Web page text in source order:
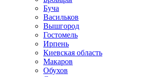
Буча
Васильков
Вышгород
Гостомель
Ирпень
Киевская область
Макаров
Обухов